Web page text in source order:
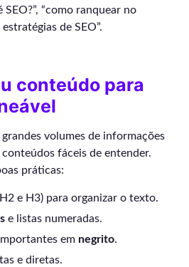
“como ranquear no
de SEO”.
conteúdo para
volumes de informações
fáceis de entender.
práticas:
e H3) para organizar o texto.
e listas numeradas.
em negrito.
e diretas.